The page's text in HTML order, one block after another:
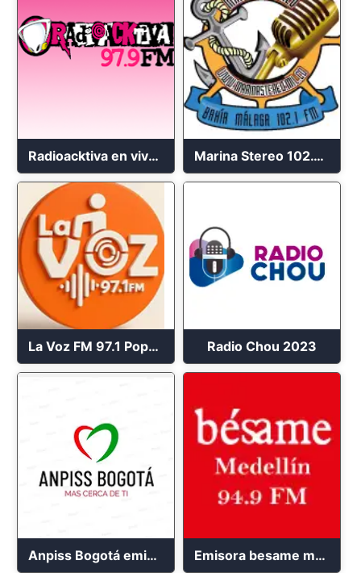
Radioacktiva en vivo 97.9 FM Marina Stereo 102.1 FM
La Voz FM 97.1 Popayán en Vivo Radio Chou 2023
Anpiss Bogotá emisora 2023 Emisora besame medellín 2023